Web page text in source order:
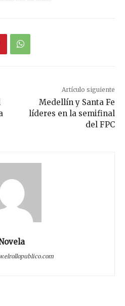
Artículo siguiente
Medellín y Santa Fe
líderes en la semifinal
del FPC